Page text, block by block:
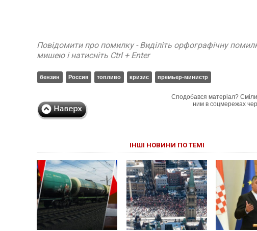
Повідомити про помилку - Виділіть орфографічну
мишею і натисніть Ctrl + Enter
бензин Россия топливо кризис премьер-министр
Сподобався матеріал?
ним в соцмережах
ІНШІ НОВИНИ ПО ТЕМІ